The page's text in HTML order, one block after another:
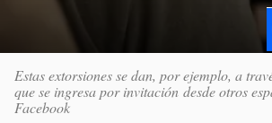
Estas extorsiones se dan, por ejemplo, a
que se ingresa por invitación desde otros
Facebook